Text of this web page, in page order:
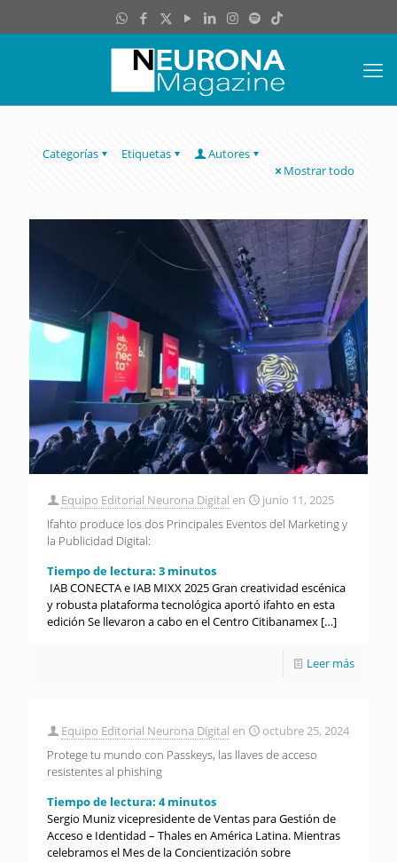
Categorías Etiquetas
Autores
Mostrar todo
Equipo Editorial Neurona Digital en
junio 11, 2025
Ifahto produce los dos Principales Eventos del Marketing y
la Publicidad Digital:
Tiempo de lectura: 3 minutos
IAB CONECTA e IAB MIXX 2025 Gran creatividad escénica
y robusta plataforma tecnológica aportó ifahto en esta
edición Se llevaron a cabo en el Centro Citibanamex […]
Leer más
Equipo Editorial Neurona Digital en
octubre 25, 2024
Protege tu mundo con Passkeys, las llaves de acceso
resistentes al phishing
Tiempo de lectura: 4 minutos
Sergio Muniz vicepresidente de Ventas para Gestión de
Acceso e Identidad – Thales en América Latina. Mientras
celebramos el Mes de la Concientización sobre